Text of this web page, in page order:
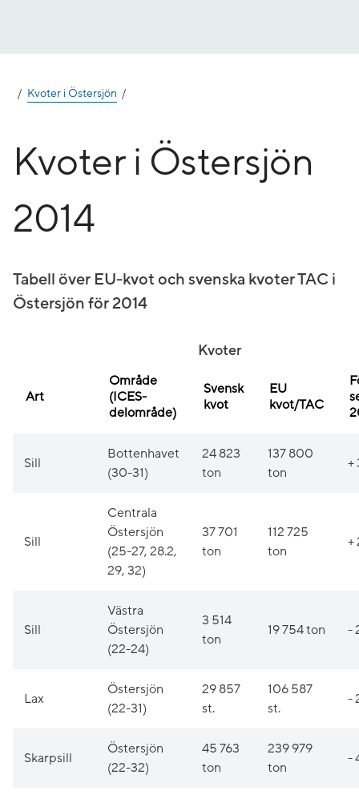
Kvoter i Östersjön
Kvoter i Östersjön
2014
Tabell över EU-kvot och svenska kvoter TAC i
Östersjön för 2014
Kvoter
Art
Område
(ICES-
delområde)
Svensk
kvot
EU
kvot/TAC
Sill
Bottenhavet
(30-31)
24 823
ton
137 800
ton
+
Sill
Centrala
Östersjön
(25-27, 28.2,
29, 32)
37 701
ton
112 725
ton
+
Sill
Västra
Östersjön
(22-24)
3 514
ton
19 754 ton -
Lax
Östersjön
(22-31)
29 857
st.
106 587
st.
-
Skarpsill
Östersjön
(22-32)
45 763
ton
239 979
ton
-